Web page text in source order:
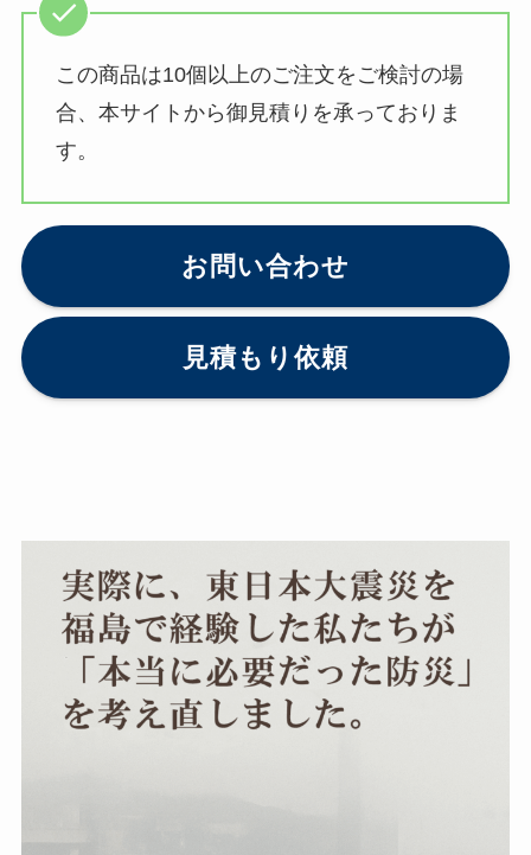
この商品は10個以上のご注文をご検討の場
合、本サイトから御見積りを承っておりま
す。
お問い合わせ
見積もり依頼